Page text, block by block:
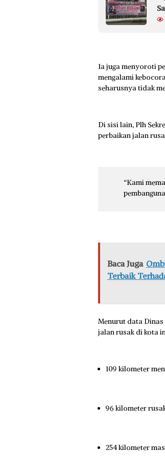
Ia juga menyoroti
mengalami
seharusnya tidak
Di sisi lain, Plh
perbaikan jalan
“Kami
Baca Juga
Terbaik
Menurut data Dinas
jalan rusak di kota
109 kilometer
96 kilometer
254 kilometer